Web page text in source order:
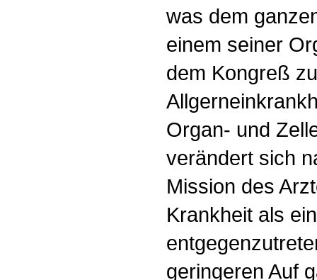
was dem
einem seiner
dem Kongreß
Organ- und
verändert sich
Mission des
Krankheit als
geringeren Auf